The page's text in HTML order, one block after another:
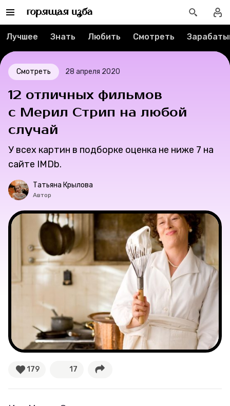
Новости
Лучшее
Тесты
Великие женщины
Тренды
Рецепты
Ваши истории
Соцсети
Лучшее Знать Любить Смотреть
Смотреть 28 апреля 2020
12 отличных фильмов
с Мерил Стрип на любой
случай
У всех картин в подборке оценка не ниже 7 на
сайте IMDb.
Татьяна Крылова
Автор
179 17